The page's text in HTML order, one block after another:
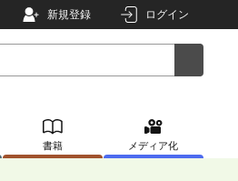
新規登録 ログイン
書籍 メディア化